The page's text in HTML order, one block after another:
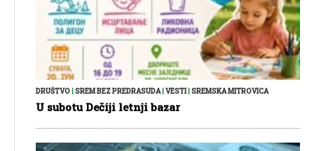
DRUŠTVO SREM BEZ PREDRASUDA| VESTI| SREMSKA MITROVICA
U subotu Dečiji letnji bazar